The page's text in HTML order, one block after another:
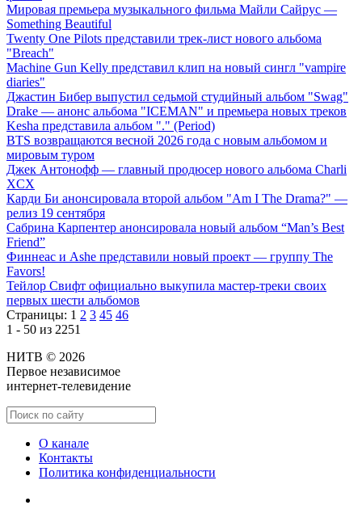
Мировая премьера музыкального фильма Майли Сайрус —
Something Beautiful
Twenty One Pilots представили трек-лист нового альбома
"Breach"
Machine Gun Kelly представил клип на новый сингл "vampire
diaries"
Джастин Бибер выпустил седьмой студийный альбом "Swag"
Drake — анонс альбома "ICEMAN" и премьера новых треков
Kesha представила альбом "." (Period)
BTS возвращаются весной 2026 года с новым альбомом и
мировым туром
Джек Антонофф — главный продюсер нового альбома Charli
XCX
Карди Би анонсировала второй альбом "Am I The Drama?" —
релиз 19 сентября
Сабрина Карпентер анонсировала новый альбом “Man’s Best
Friend”
Финнеас и Ashe представили новый проект — группу The
Favors!
Тейлор Свифт официально выкупила мастер-треки своих
первых шести альбомов
Страницы: 1 2 3 45 46
1 - 50 из 2251
НИТВ © 2026
Первое независимое
интернет-телевидение
О канале
Контакты
Политика конфиденциальности